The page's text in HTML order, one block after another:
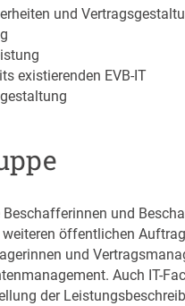
und
existierenden EVB-IT
und
öffentlichen
und
Auch IT-
der